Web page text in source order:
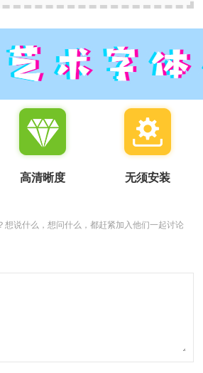
高清晰度 无须安装
想说什么，想问什么，都赶紧加入他们一起讨论